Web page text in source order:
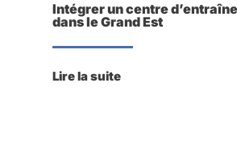
Intégrer un centre
dans le Grand Est
Lire la suite